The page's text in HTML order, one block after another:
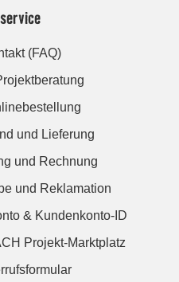
(FAQ)
und Lieferung
und Rechnung
und Reklamation
& Kundenkonto-ID
Projekt-Marktplatz